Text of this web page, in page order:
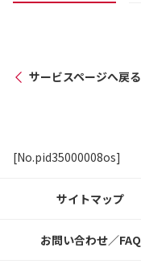
サービスページへ戻る
[No.pid35000008os]
サイトマップ
お問い合わせ／FAQ